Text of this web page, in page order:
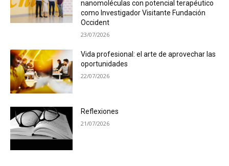
nanomoléculas con potencial terapéutico
como Investigador Visitante Fundación
Occident
23/07/2026
Vida profesional: el arte de aprovechar las
oportunidades
22/07/2026
Reflexiones
21/07/2026